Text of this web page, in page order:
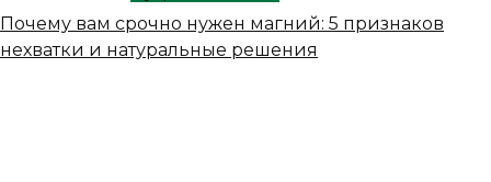
Почему вам срочно нужен магний: 5 признаков
нехватки и натуральные решения